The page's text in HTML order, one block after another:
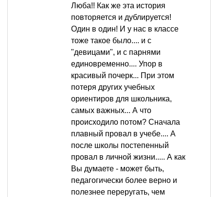
Люба!! Как же эта история
повторяется и дублируется!
Один в один! И у нас в классе
тоже такое было.... и с
"девицами", и с парнями
единовременно.... Упор в
красивый почерк... При этом
потеря других учебных
ориентиров для школьника,
самых важных... А что
происходило потом? Сначала
плавный провал в учебе.... А
после школы постепенный
провал в личной жизни..... А как
Вы думаете - может быть,
педагогически более верно и
полезнее переругать, чем